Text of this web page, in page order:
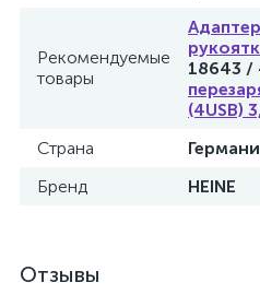
Рекомендуемые
товары
18643 /
(4USB)
Страна
Бренд
HEINE
Отзывы